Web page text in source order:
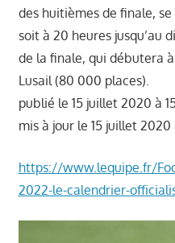
des huitièmes de finale,
soit à 20 heures jusqu’au
de la finale, qui débutera
Lusail (80 000 places).
publié le 15 juillet 2020 à
mis à jour le 15 juillet 2020
https://www.lequipe.fr/
2022-le-calendrier-